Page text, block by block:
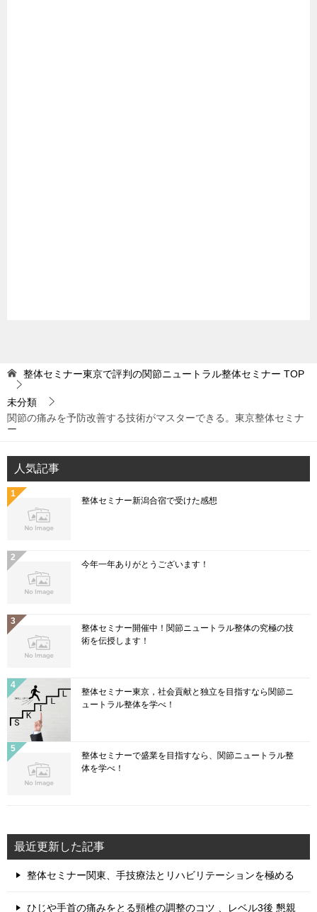
整体セミナー東京で評判の関節ニュートラル整体セミナー TOP
未分類
関節の痛みを予防改善する技術がマスターできる。東京整体セミナ
ー
人気記事
整体セミナー新潟合宿で受けた感想
今年一年ありがとうございます！
整体セミナー開催中！関節ニュートラル整体の究極の技
術を伝授します！
整体セミナー東京，社会貢献と独立を目指すなら関節ニ
ュートラル整体を学べ！
整体セミナーで盛業を目指すなら、関節ニュートラル整
体を学べ！
最近更新した記事
整体セミナー関東、手技療法とリハビリテーションを極める
ひじや手首の痛みをとる頸椎の調整のコツ 、レベル3後 懇親